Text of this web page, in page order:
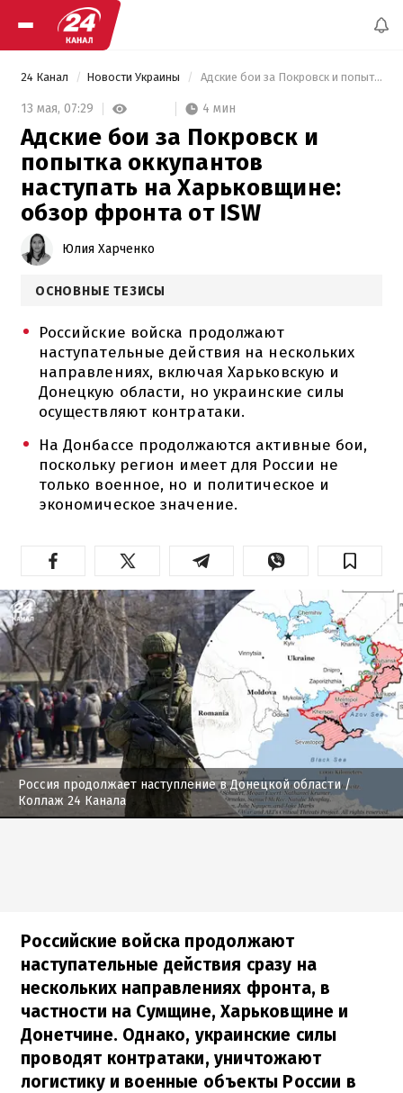
24 Канал Новости Украины Адские бои за Покровск и попытка оккупантов наступать на Харьковщине: обзор фронта от ISW
13 мая, 07:29 4 мин
Адские бои за Покровск и
попытка оккупантов
наступать на Харьковщине:
обзор фронта от ISW
Юлия Харченко
ОСНОВНЫЕ ТЕЗИСЫ
Российские войска продолжают
наступательные действия на нескольких
направлениях, включая Харьковскую и
Донецкую области, но украинские силы
осуществляют контратаки.
На Донбассе продолжаются активные бои,
поскольку регион имеет для России не
только военное, но и политическое и
экономическое значение.
Россия продолжает наступление в Донецкой области/
Коллаж 24 Канала
Российские войска продолжают
наступательные действия сразу на
нескольких направлениях фронта, в
частности на Сумщине, Харьковщине и
Донетчине. Однако, украинские силы
проводят контратаки, уничтожают
логистику и военные объекты России в